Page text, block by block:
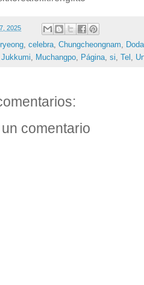
2025
celebra Chungcheongnam
Jukkumi Muchangpo Página si Tel
comentario